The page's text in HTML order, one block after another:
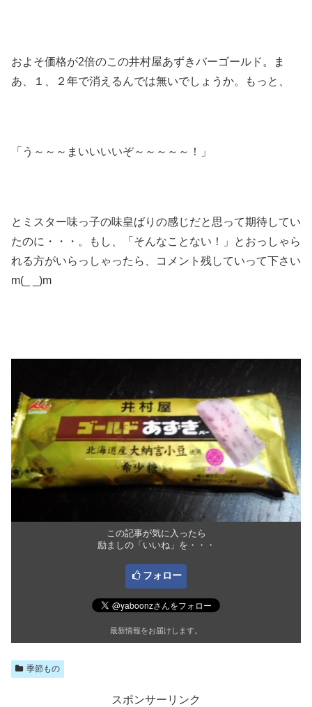
およそ価格が2倍のこの井村屋あずきバーゴールド。ま
あ、１、２年で消えるんでは無いでしょうか。もっと、
「う～～～まいいいいぞ～～～～～！」
とミスター味っ子の味皇ばりの感じだと思って期待してい
たのに・・・。もし、「そんなことない！」とおっしゃら
れる方がいらっしゃったら、コメント残していって下さい
m(_ _)m
この記事が気に入ったら
励ましの「いいね」を・・・
フォロー
最新情報をお届けします。
季節もの
スポンサーリンク